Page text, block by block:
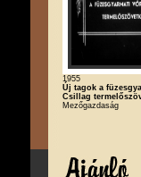
1955
Új tagok a
Csillag
Mezőgazdaság